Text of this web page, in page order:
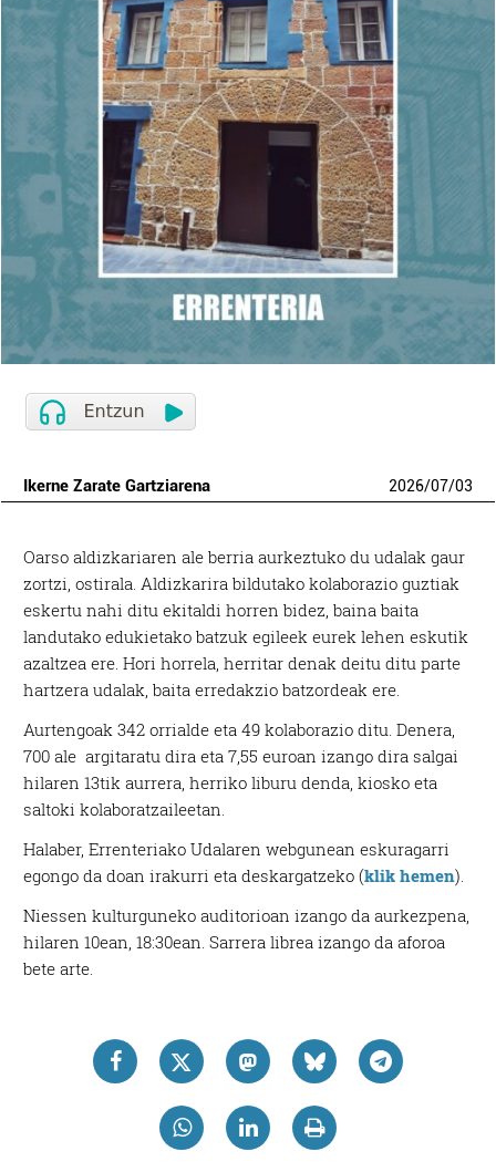
Ikerne Zarate Gartziarena 2026/07/03
Oarso aldizkariaren ale berria aurkeztuko du udalak gaur
zortzi, ostirala. Aldizkarira bildutako kolaborazio guztiak
eskertu nahi ditu ekitaldi horren bidez, baina baita
landutako edukietako batzuk egileek eurek lehen eskutik
azaltzea ere. Hori horrela, herritar denak deitu ditu parte
hartzera udalak, baita erredakzio batzordeak ere.
Aurtengoak 342 orrialde eta 49 kolaborazio ditu. Denera,
700 ale argitaratu dira eta 7,55 euroan izango dira salgai
hilaren 13tik aurrera, herriko liburu denda, kiosko eta
saltoki kolaboratzaileetan.
Halaber, Errenteriako Udalaren webgunean eskuragarri
egongo da doan irakurri eta deskargatzeko (klik hemen).
Niessen kulturguneko auditorioan izango da aurkezpena,
hilaren 10ean, 18:30ean. Sarrera librea izango da aforoa
bete arte.